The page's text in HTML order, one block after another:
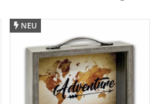
NEU